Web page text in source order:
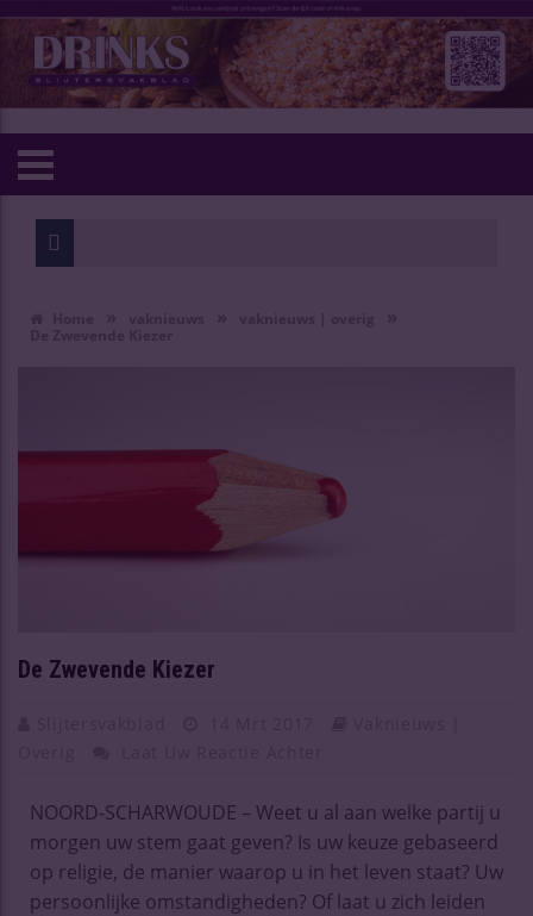
De Zwevende Kiezer
NOORD-SCHARWOUDE – Weet u al aan welke partij u
morgen uw stem gaat geven? Is uw keuze gebaseerd
op religie, de manier waarop u in het leven staat? Uw
persoonlijke omstandigheden? Of laat u zich leiden